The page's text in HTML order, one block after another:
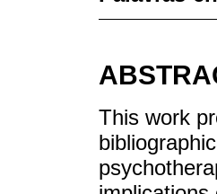
This work